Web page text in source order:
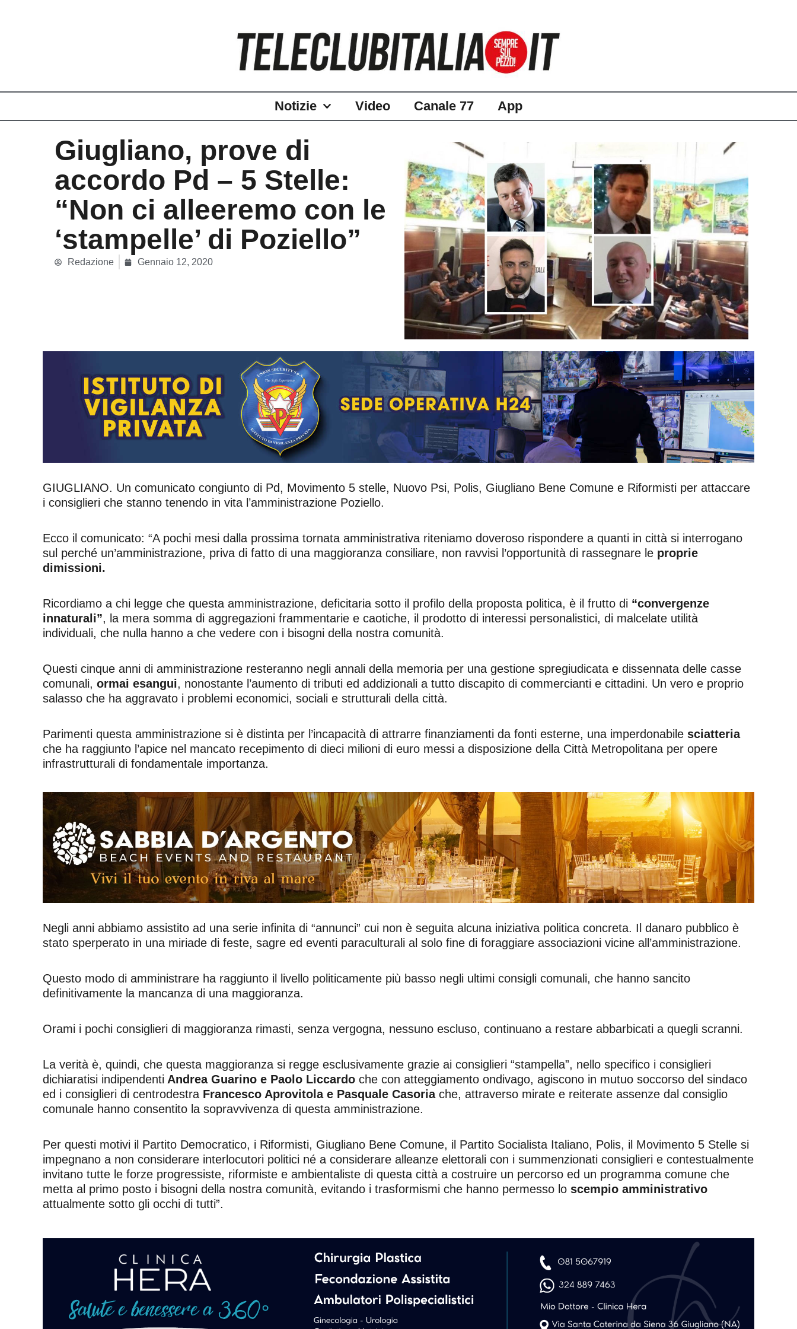
Notizie Video Canale 77 App
Giugliano, prove di
accordo Pd – 5 Stelle:
“Non ci alleeremo con le
‘stampelle’ di Poziello”
Redazione Gennaio 12, 2020
GIUGLIANO. Un comunicato congiunto di Pd, Movimento 5 stelle, Nuovo Psi, Polis, Giugliano Bene Comune e Riformisti per attaccare
i consiglieri che stanno tenendo in vita l’amministrazione Poziello.
Ecco il comunicato: “A pochi mesi dalla prossima tornata amministrativa riteniamo doveroso rispondere a quanti in città si interrogano
sul perché un’amministrazione, priva di fatto di una maggioranza consiliare, non ravvisi l’opportunità di rassegnare le proprie
dimissioni.
Ricordiamo a chi legge che questa amministrazione, deficitaria sotto il profilo della proposta politica, è il frutto di “convergenze
innaturali”, la mera somma di aggregazioni frammentarie e caotiche, il prodotto di interessi personalistici, di malcelate utilità
individuali, che nulla hanno a che vedere con i bisogni della nostra comunità.
Questi cinque anni di amministrazione resteranno negli annali della memoria per una gestione spregiudicata e dissennata delle casse
comunali, ormai esangui, nonostante l’aumento di tributi ed addizionali a tutto discapito di commercianti e cittadini. Un vero e proprio
salasso che ha aggravato i problemi economici, sociali e strutturali della città.
Parimenti questa amministrazione si è distinta per l’incapacità di attrarre finanziamenti da fonti esterne, una imperdonabile sciatteria
che ha raggiunto l’apice nel mancato recepimento di dieci milioni di euro messi a disposizione della Città Metropolitana per opere
infrastrutturali di fondamentale importanza.
Negli anni abbiamo assistito ad una serie infinita di “annunci” cui non è seguita alcuna iniziativa politica concreta. Il danaro pubblico è
stato sperperato in una miriade di feste, sagre ed eventi paraculturali al solo fine di foraggiare associazioni vicine all’amministrazione.
Questo modo di amministrare ha raggiunto il livello politicamente più basso negli ultimi consigli comunali, che hanno sancito
definitivamente la mancanza di una maggioranza.
Orami i pochi consiglieri di maggioranza rimasti, senza vergogna, nessuno escluso, continuano a restare abbarbicati a quegli scranni.
La verità è, quindi, che questa maggioranza si regge esclusivamente grazie ai consiglieri “stampella”, nello specifico i consiglieri
dichiaratisi indipendenti Andrea Guarino e Paolo Liccardo che con atteggiamento ondivago, agiscono in mutuo soccorso del sindaco
ed i consiglieri di centrodestra Francesco Aprovitola e Pasquale Casoriache, attraverso mirate e reiterate assenze dal consiglio
comunale hanno consentito la sopravvivenza di questa amministrazione.
Per questi motivi il Partito Democratico, i Riformisti, Giugliano Bene Comune, il Partito Socialista Italiano, Polis, il Movimento 5 Stelle si
impegnano a non considerare interlocutori politici né a considerare alleanze elettorali con i summenzionati consiglieri e contestualmente
invitano tutte le forze progressiste, riformiste e ambientaliste di questa città a costruire un percorso ed un programma comune che
metta al primo posto i bisogni della nostra comunità, evitando i trasformismi che hanno permesso lo scempio amministrativo
attualmente sotto gli occhi di tutti”.